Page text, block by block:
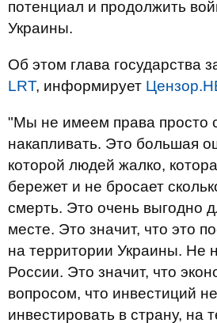
потенциал и продолжить
Украины.
Об этом глава государства
LRT, информирует
"Мы не имеем права просто
накапливать. Это большая
которой людей жалко,
бережет и не бросает
смерть. Это очень выгодно
месте. Это значит, что это
на территории Украины. Не
России. Это значит, что
вопросом, что инвестиций
инвестировать в страну, на